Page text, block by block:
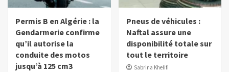
Permis B en Algérie : la
Gendarmerie confirme
qu’il autorise la
conduite des motos
jusqu’à 125 cm3
Pneus de véhicules :
Naftal assure une
disponibilité totale sur
tout le territoire
Sabrina Khelifi